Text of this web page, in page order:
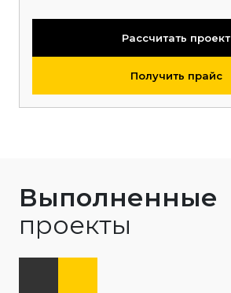
Рассчитать проект
Получить прайс
Выполненные
проекты